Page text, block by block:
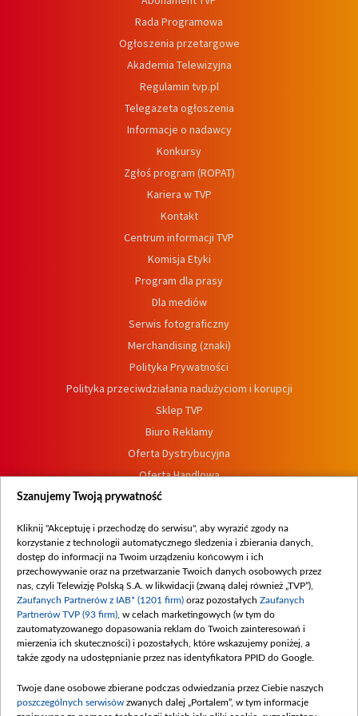
Rada Programowa
Ogłoszenia przetargowe
Akademia Telewizyjna
Regulamin tvp.pl
Telegazeta ogłoszenia
Informacje o nadawcy
Konkursy
Zgłoś program (ROPAT)
Kariera w TVP
Kontakt
Centrum informacji TVP
Komisja Etyki
Program dla prasy
Dla mediów
Serwis fotograficzny
Merchandising (znaki)
Polityka Prywatności
Polityka przeciwdziałania nadużyciom i korupcji
Sklep TVP
Biuro Reklamy
Oferta Dystrybucyjna
Oferta Handlowa
Dostępność
Procedura zgłoszeń wewnętrznych
Szanujemy Twoją prywatność
Kliknij "Akceptuję i przechodzę do serwisu", aby wyrazić zgody na
korzystanie z technologii automatycznego śledzenia i zbierania danych,
dostęp do informacji na Twoim urządzeniu końcowym i ich
przechowywanie oraz na przetwarzanie Twoich danych osobowych przez
nas, czyli Telewizję Polską S.A. w likwidacji (zwaną dalej również „TVP”),
Zaufanych Partnerów z IAB* (1201 firm) oraz pozostałych Zaufanych
Partnerów TVP (93 firm) , w celach marketingowych (w tym do
zautomatyzowanego dopasowania reklam do Twoich zainteresowań i
mierzenia ich skuteczności) i pozostałych, które wskazujemy poniżej, a
także zgody na udostępnianie przez nas identyfikatora PPID do Google.
Twoje dane osobowe zbierane podczas odwiedzania przez Ciebie naszych
poszczególnych serwisów zwanych dalej „Portalem”, w tym informacje